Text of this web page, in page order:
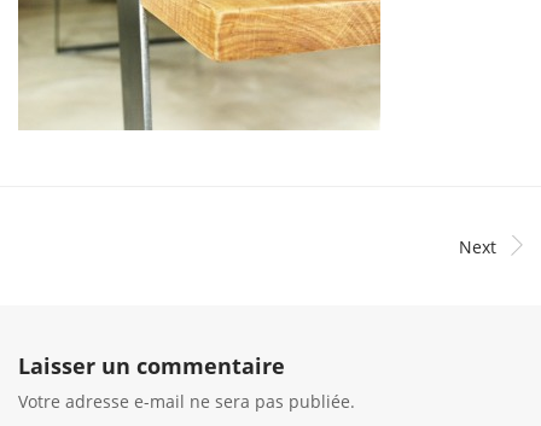
Next
Laisser un commentaire
Votre adresse e-mail ne sera pas publiée.